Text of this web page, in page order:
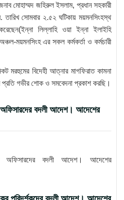
মোহাম্মদ জহিরুল ইসলাম, প্রধান সহকারী
সোমবার ২.৫২ ঘটিকায় ময়মনসিংহস্থ
লিল্লাহি ওয়া ইন্না ইলাইহি
ময়মনসিংহ এর সকল কর্মকর্তা ও কর্মচারী
মরহুমের বিদেহী আত্নার মাগফিরাত কামনা
গভীর শোক ও সমবেদনা প্রকাশ করছি।
বদলী আদেশ। আদেশের
অফিসারদের বদলী আদেশ। আদেশের